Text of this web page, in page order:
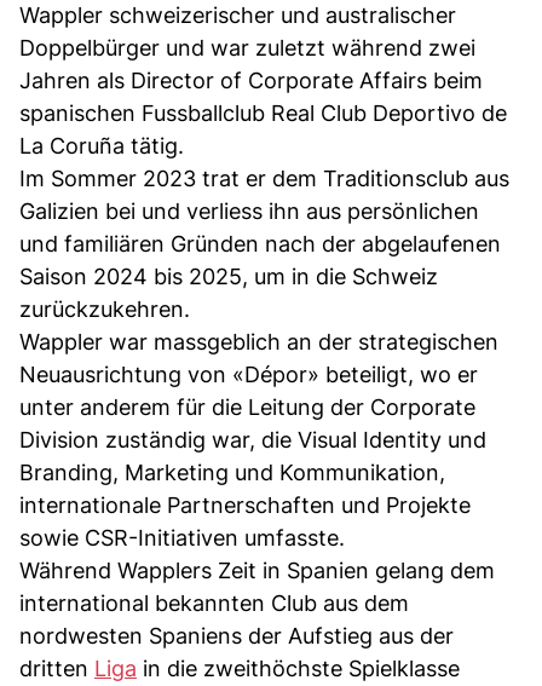
Wappler schweizerischer und australischer
Doppelbürger und war zuletzt während zwei
Jahren als Director of Corporate Affairs beim
spanischen Fussballclub Real Club Deportivo de
La Coruña tätig.
Im Sommer 2023 trat er dem Traditionsclub aus
Galizien bei und verliess ihn aus persönlichen
und familiären Gründen nach der abgelaufenen
Saison 2024 bis 2025, um in die Schweiz
zurückzukehren.
Wappler war massgeblich an der strategischen
Neuausrichtung von «Dépor» beteiligt, wo er
unter anderem für die Leitung der Corporate
Division zuständig war, die Visual Identity und
Branding, Marketing und Kommunikation,
internationale Partnerschaften und Projekte
sowie CSR-Initiativen umfasste.
Während Wapplers Zeit in Spanien gelang dem
international bekannten Club aus dem
nordwesten Spaniens der Aufstieg aus der
dritten Liga in die zweithöchste Spielklasse